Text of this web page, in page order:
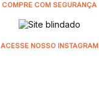
COMPRE COM SEGURANÇA
ACESSE NOSSO INSTAGRAM